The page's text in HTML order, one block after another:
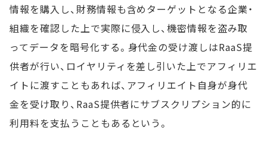
情報を購入し、財務情報も含めターゲットとなる企業・
組織を確認した上で実際に侵入し、機密情報を盗み取
ってデータを暗号化する。身代金の受け渡しはRaaS提
供者が行い、ロイヤリティを差し引いた上でアフィリエ
イトに渡すこともあれば、アフィリエイト自身が身代
金を受け取り、RaaS提供者にサブスクリプション的に
利用料を支払うこともあるという。